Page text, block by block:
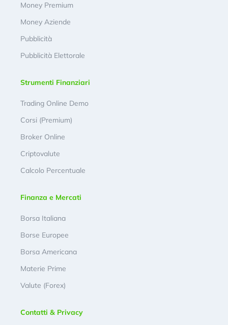
Money Premium
Money Aziende
Pubblicità
Pubblicità Elettorale
Strumenti Finanziari
Trading Online Demo
Corsi (Premium)
Broker Online
Criptovalute
Calcolo Percentuale
Finanza e Mercati
Borsa Italiana
Borse Europee
Borsa Americana
Materie Prime
Valute (Forex)
Contatti & Privacy